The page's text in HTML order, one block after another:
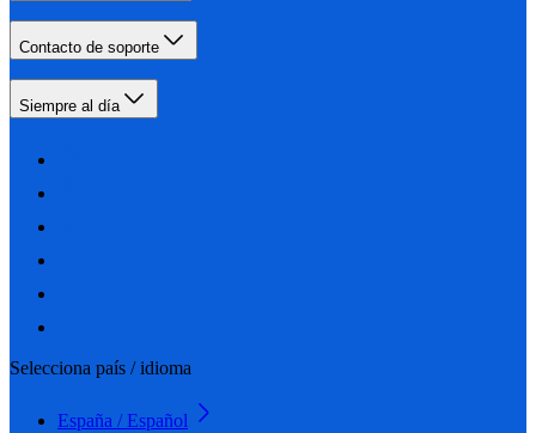
Contacto de soporte
Siempre al día
Selecciona país / idioma
España / Español